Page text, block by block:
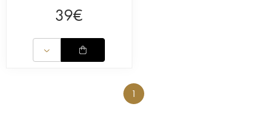
39€
1